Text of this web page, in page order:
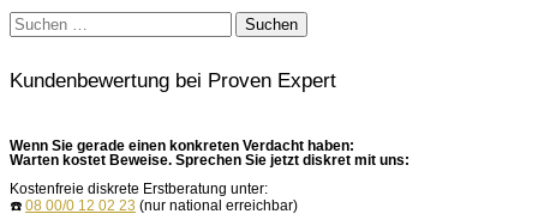
Suchen
nach:
Kundenbewertung bei Proven Expert
Wenn Sie gerade einen konkreten Verdacht haben:
Warten kostet Beweise. Sprechen Sie jetzt diskret mit uns:
Kostenfreie diskrete Erstberatung unter:
☎️ 08 00/0 12 02 23 (nur national erreichbar)